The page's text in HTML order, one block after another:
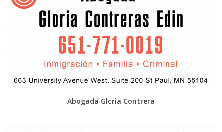
Abogada Gloria Contrera